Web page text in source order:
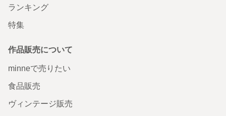
ランキング
特集
作品販売について
minneで売りたい
食品販売
ヴィンテージ販売